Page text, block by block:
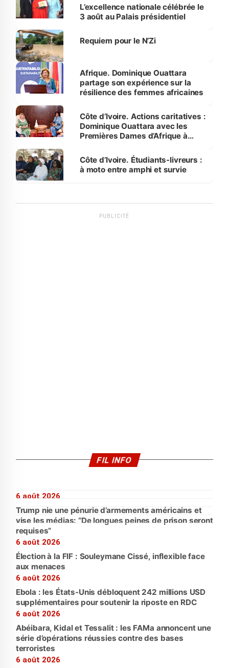
L’excellence nationale célébrée le
3 août au Palais présidentiel
Requiem pour le N’Zi
Afrique. Dominique Ouattara
partage son expérience sur la
résilience des femmes africaines
Côte d’Ivoire. Actions caritatives :
Dominique Ouattara avec les
Premières Dames d’Afrique à
Côte d’Ivoire. Étudiants-livreurs :
à moto entre amphi et survie
PUBLICITÉ
FIL INFO
6 août 2026
Trump nie une pénurie d’armements américains et
vise les médias: “De longues peines de prison seront
requises”
6 août 2026
Élection à la FIF : Souleymane Cissé, inflexible face
aux menaces
6 août 2026
Ebola : les États-Unis débloquent 242 millions USD
supplémentaires pour soutenir la riposte en RDC
6 août 2026
Abéibara, Kidal et Tessalit : les FAMa annoncent une
série d’opérations réussies contre des bases
terroristes
6 août 2026